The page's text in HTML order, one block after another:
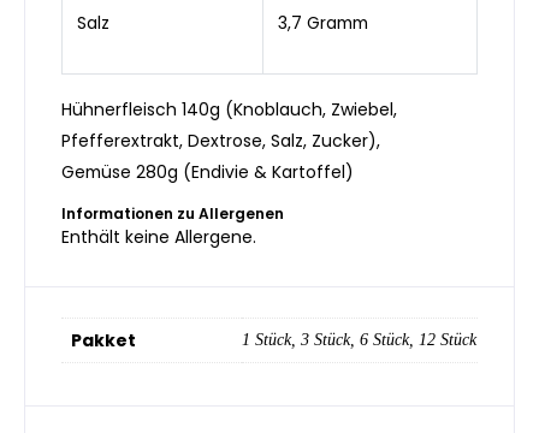
Salz 3,7 Gramm
Hühnerfleisch 140g (Knoblauch, Zwiebel,
Pfefferextrakt, Dextrose, Salz, Zucker),
Gemüse 280g (Endivie & Kartoffel)
Informationen zu Allergenen
Enthält keine Allergene.
Pakket 1 Stück, 3 Stück, 6 Stück, 12 Stück